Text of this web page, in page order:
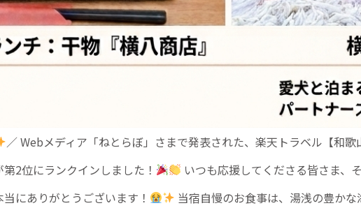
／ Webメディア「ねとらぼ」さまで発表された、楽天トラベル【和歌
2位にランクインしました！
いつも応援してくださる皆さま、
にありがとうございます！
当宿自慢のお食事は、湯浅の豊か